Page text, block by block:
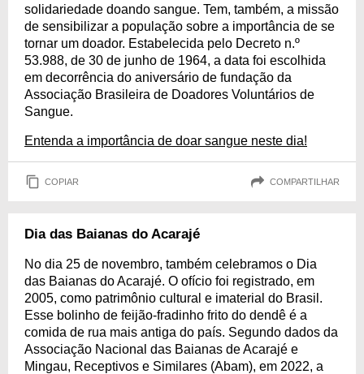
solidariedade doando sangue. Tem, também, a missão
de sensibilizar a população sobre a importância de se
tornar um doador. Estabelecida pelo Decreto n.º
53.988, de 30 de junho de 1964, a data foi escolhida
em decorrência do aniversário de fundação da
Associação Brasileira de Doadores Voluntários de
Sangue.
Entenda a importância de doar sangue neste dia!
COPIAR COMPARTILHAR
Dia das Baianas do Acarajé
No dia 25 de novembro, também celebramos o Dia
das Baianas do Acarajé. O ofício foi registrado, em
2005, como patrimônio cultural e imaterial do Brasil.
Esse bolinho de feijão-fradinho frito do dendê é a
comida de rua mais antiga do país. Segundo dados da
Associação Nacional das Baianas de Acarajé e
Mingau, Receptivos e Similares (Abam), em 2022, a